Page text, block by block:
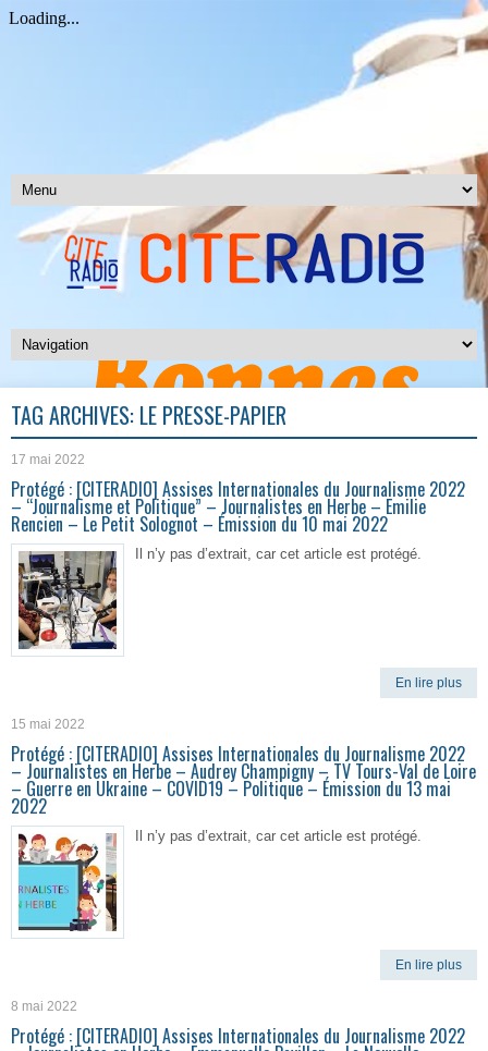
TAG ARCHIVES: LE PRESSE-PAPIER
17 mai 2022
Protégé : [CITERADIO] Assises Internationales du Journalisme 2022
– “Journalisme et Politique” – Journalistes en Herbe – Emilie
Rencien – Le Petit Solognot – Émission du 10 mai 2022
Il n’y pas d’extrait, car cet article est protégé.
En lire plus
15 mai 2022
Protégé : [CITERADIO] Assises Internationales du Journalisme 2022
– Journalistes en Herbe – Audrey Champigny – TV Tours-Val de Loire
– Guerre en Ukraine – COVID19 – Politique – Émission du 13 mai
2022
Il n’y pas d’extrait, car cet article est protégé.
En lire plus
8 mai 2022
Protégé : [CITERADIO] Assises Internationales du Journalisme 2022